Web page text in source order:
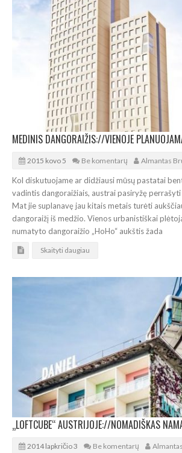
2015 kovo 5 Be komentarų Almantas
Kol diskutuojame ar didžiausi mūsų pastatai
vadintis dangoraižiais, austrai pasiryžę
Mat jie suplanavę jau kitais metais turėti
dangoraižį iš medžio. Vienos urbanistiškai
numatyto dangoraižio „HoHo“ aukštis žada
Skaityti daugiau
2014 lapkričio 3 Be komentarų